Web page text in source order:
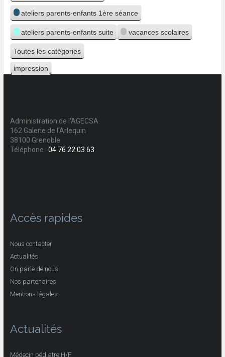
ateliers parents-enfants 1ère séance
ateliers parents-enfants suite vacances scolaires
Toutes les catégories
Vue
impression
Administration de l'AGECSA
162 Galerie de l'Arlequin
38100 Grenoble
Téléphone : 04 76 22 03 63
Accès rapides
Nous contacter
Actualités
On parle de nous
Nos partenaires
Mentions légales
Actualités
Médecin pédiatre H/F